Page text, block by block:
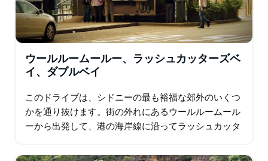
ウールルームールー、ラッシュカッターズベ
イ、ダブルベイ
このドライブは、シドニーの最も裕福な郊外のいくつ
かを通り抜けます。街の外れにあるウールルームール
ーから出発して、港の海岸線に沿ってラッシュカッタ
ダーリングポイントに向かいます。さらに…